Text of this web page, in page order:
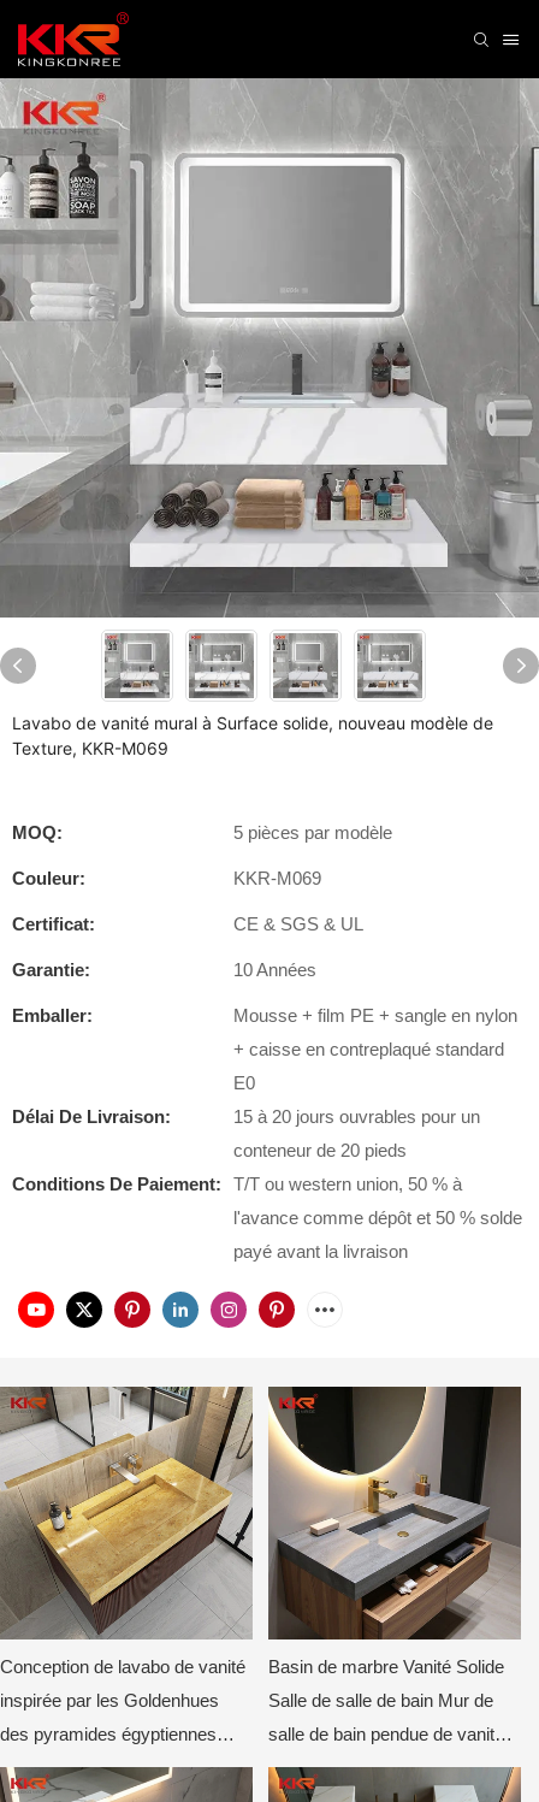
Lavabo de vanité mural à Surface solide, nouveau modèle de
Texture, KKR-M069
MOQ: 5 pièces par modèle
Couleur: KKR-M069
Certificat: CE & SGS & UL
Garantie: 10 Années
Emballer:
Mousse + film PE + sangle en nylon
+ caisse en contreplaqué standard
E0
Délai De Livraison:
15 à 20 jours ouvrables pour un
conteneur de 20 pieds
Conditions De Paiement:
T/T ou western union, 50 % à
l'avance comme dépôt et 50 % solde
payé avant la livraison
Conception de lavabo de vanité
inspirée par les Goldenhues
des pyramides égyptiennes
KKR-M8935
Basin de marbre Vanité Solide
Salle de salle de bain Mur de
salle de bain pendue de vanité
de pierre artificielle Évier